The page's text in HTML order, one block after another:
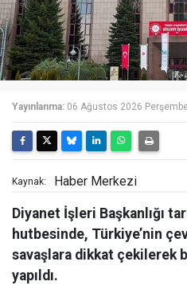
Yayınlanma: 06 Ağustos 2026
Kaynak: Haber Merkezi
Diyanet İşleri Başkanlığı
hutbesinde, Türkiye’nin
savaşlara dikkat çekilerek
yapıldı.